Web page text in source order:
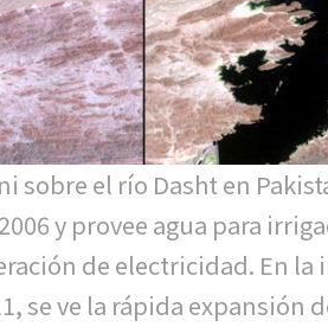
sobre el río Dasht en
y provee agua para
de electricidad. En la
se ve la rápida expansión